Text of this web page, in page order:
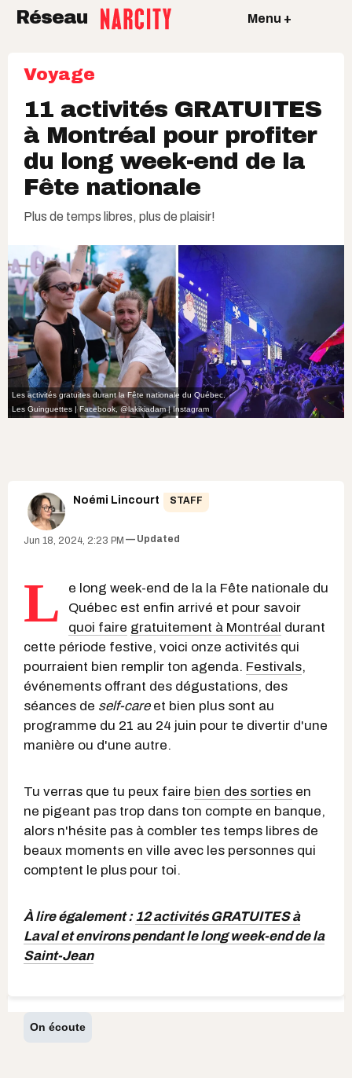
Réseau Menu +
Voyage
11 activités GRATUITES
à Montréal pour profiter
du long week-end de la
Fête nationale
Plus de temps libres, plus de plaisir!
Les activités gratuites durant la Fête nationale du Québec.
Les Guinguettes | Facebook,@lakikiadam | Instagram
Noémi Lincourt STAFF
Jun 18, 2024, 2:23 PM Updated
L
e long week-end de la la Fête nationale du
Québec est enfin arrivé et pour savoir
quoi faire gratuitement à Montréal durant
cette période festive, voici onze activités qui
pourraient bien remplir ton agenda. Festivals,
événements offrant des dégustations, des
séances de self-careet bien plus sont au
programme du 21 au 24 juin pour te divertir d'une
manière ou d'une autre.
Tu verras que tu peux faire bien des sorties en
ne pigeant pas trop dans ton compte en banque,
alors n'hésite pas à combler tes temps libres de
beaux moments en ville avec les personnes qui
comptent le plus pour toi.
À lire également :12 activités GRATUITES à
Laval et environs pendant le long week-end de la
Saint-Jean
On écoute